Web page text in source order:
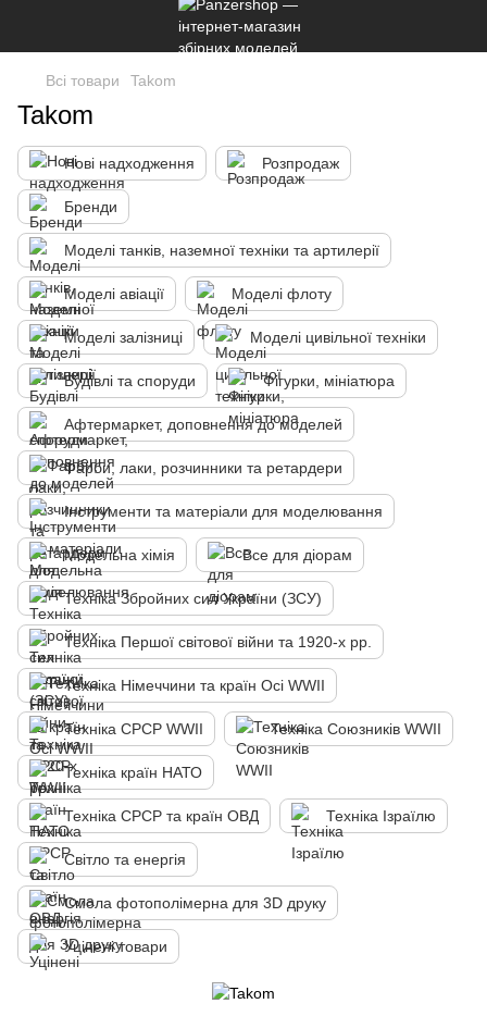
Всі товари Takom
Takom
Нові надходження Розпродаж
Бренди
Моделі танків, наземної техніки та артилерії
Моделі авіації Моделі флоту
Моделі залізниці Моделі цивільної техніки
Будівлі та споруди Фігурки, мініатюра
Афтермаркет, доповнення до моделей
Фарби, лаки, розчинники та ретардери
Інструменти та матеріали для моделювання
Модельна хімія Все для діорам
Техніка Збройних сил України (ЗСУ)
Техніка Першої світової війни та 1920-х рр.
Техніка Німеччини та країн Осі WWII
Техніка СРСР WWII Техніка Союзників WWII
Техніка країн НАТО
Техніка СРСР та країн ОВД Техніка Ізраїлю
Світло та енергія
Смола фотополімерна для 3D друку
Уцінені товари